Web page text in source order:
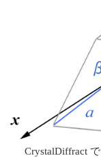
CrystalDiffract